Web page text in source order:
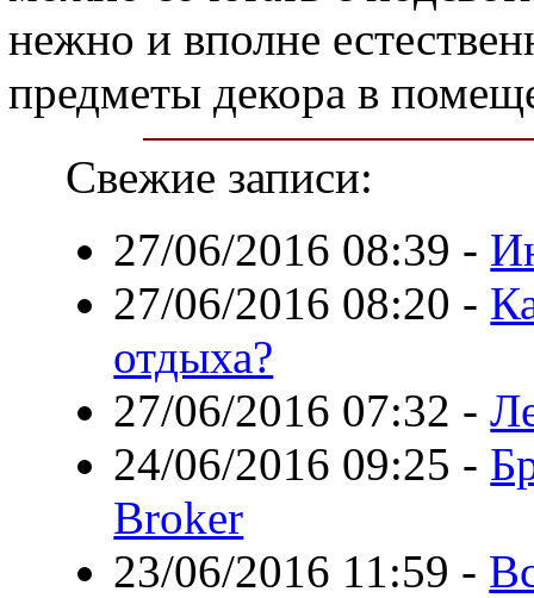
нежно и вполне
предметы декора в
Свежие записи:
27/06/2016 08:39 -
27/06/2016 08:20 -
отдыха?
27/06/2016 07:32 -
24/06/2016 09:25 -
Broker
23/06/2016 11:59 -